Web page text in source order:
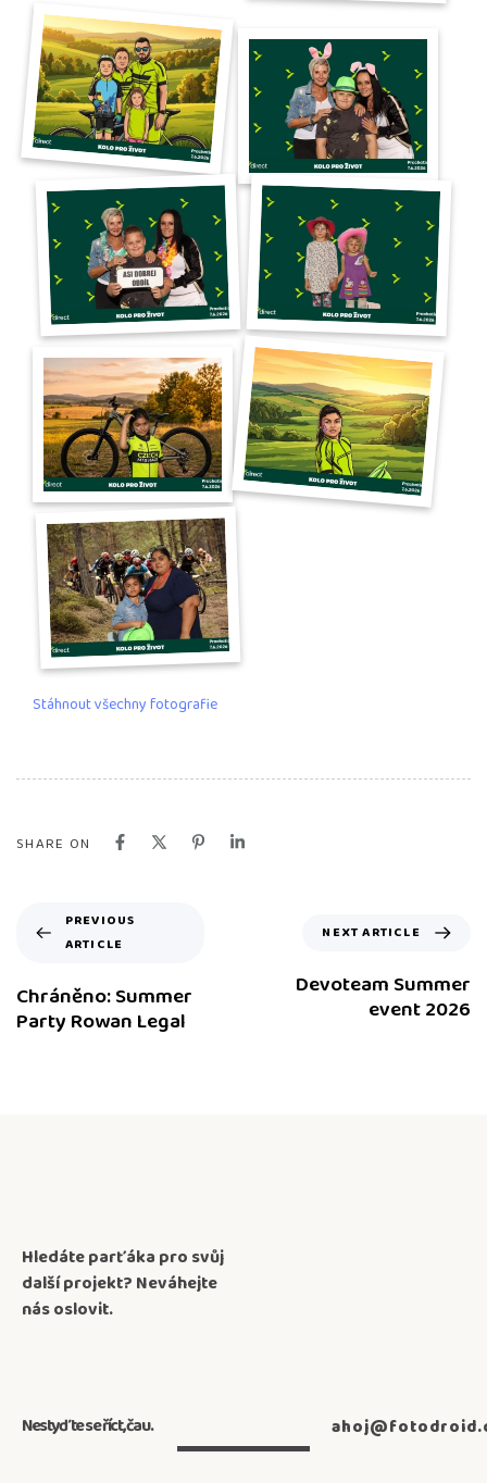
Stáhnout všechny fotografie
SHARE ON
PREVIOUS
ARTICLE
Chráněno: Summer
Party Rowan Legal
NEXT ARTICLE
Devoteam Summer
event 2026
Hledáte parťáka pro svůj
další projekt? Neváhejte
nás oslovit.
Nestyďte se říct,čau.